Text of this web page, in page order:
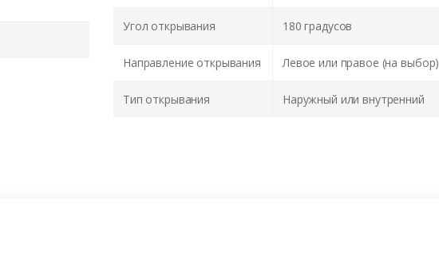
Угол открывания 180 градусов
Направление открывания Левое или правое (на выбор)
Тип открывания Наружный или внутренний